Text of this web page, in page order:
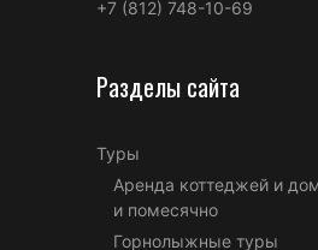
+7 (812) 748-10-69
Разделы сайта
Туры
Аренда коттеджей и
и помесячно
Горнолыжные туры